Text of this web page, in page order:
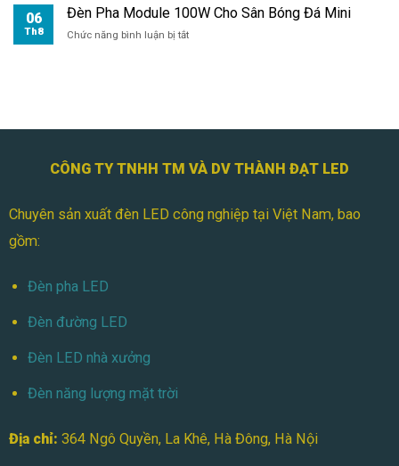
Pha
100W
06
Th8
Đèn Pha Module 100W Cho Sân Bóng Đá Mini
Chức năng bình luận bị tắtở
Sân
Đá
CÔNG TY TNHH TM VÀ DV THÀNH ĐẠT LED
Chuyên sản xuất đèn LED công nghiệp tại Việt Nam, bao
gồm:
Đèn pha LED
Đèn đường LED
Đèn LED nhà xưởng
Đèn năng lượng mặt trời
Địa chỉ: 364 Ngô Quyền, La Khê, Hà Đông, Hà Nội